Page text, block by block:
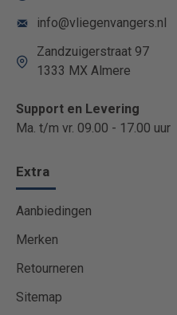
info@vliegenvangers.nl
Zandzuigerstraat 97
1333 MX Almere
Support en Levering
Ma. t/m vr. 09.00 - 17.00 uur
Extra
Aanbiedingen
Merken
Retourneren
Sitemap